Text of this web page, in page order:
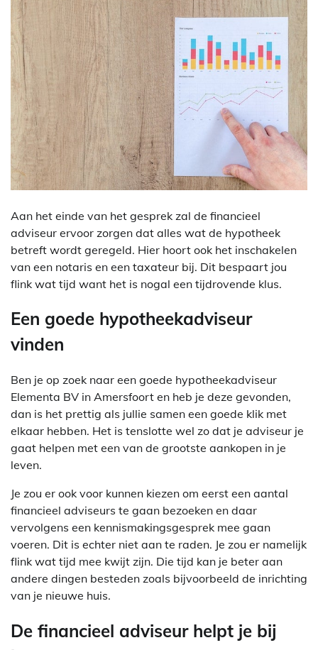
Aan het einde van het gesprek zal de financieel
adviseur ervoor zorgen dat alles wat de hypotheek
betreft wordt geregeld. Hier hoort ook het inschakelen
van een notaris en een taxateur bij. Dit bespaart jou
flink wat tijd want het is nogal een tijdrovende klus.
Een goede hypotheekadviseur
vinden
Ben je op zoek naar een goede hypotheekadviseur
Elementa BV in Amersfoort en heb je deze gevonden,
dan is het prettig als jullie samen een goede klik met
elkaar hebben. Het is tenslotte wel zo dat je adviseur je
gaat helpen met een van de grootste aankopen in je
leven.
Je zou er ook voor kunnen kiezen om eerst een aantal
financieel adviseurs te gaan bezoeken en daar
vervolgens een kennismakingsgesprek mee gaan
voeren. Dit is echter niet aan te raden. Je zou er namelijk
flink wat tijd mee kwijt zijn. Die tijd kan je beter aan
andere dingen besteden zoals bijvoorbeeld de inrichting
van je nieuwe huis.
De financieel adviseur helpt je bij